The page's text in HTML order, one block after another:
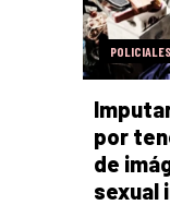
POLICIALES
por
de
sexual